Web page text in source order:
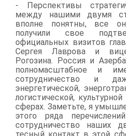
- Перспективы
между нашими двумя
вполне понятны, все
получили свое
официальных визитов
Сергея Лаврова и
Рогозина. Россия и
полномасштабное и
сотрудничество и
энергетической,
логистической,
сферах. Заметьте, я
этого ряда
сотрудничество наших